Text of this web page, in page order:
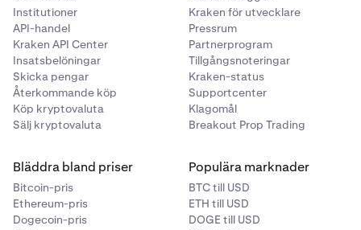
Institutioner
API-handel
Kraken API Center
Insatsbelöningar
Skicka pengar
Återkommande köp
Köp kryptovaluta
Sälj kryptovaluta
Kraken för utvecklare
Pressrum
Partnerprogram
Tillgångsnoteringar
Kraken-status
Supportcenter
Klagomål
Breakout Prop Trading
Bläddra bland priser
Bitcoin-pris
Ethereum-pris
Dogecoin-pris
Populära marknader
BTC till USD
ETH till USD
DOGE till USD